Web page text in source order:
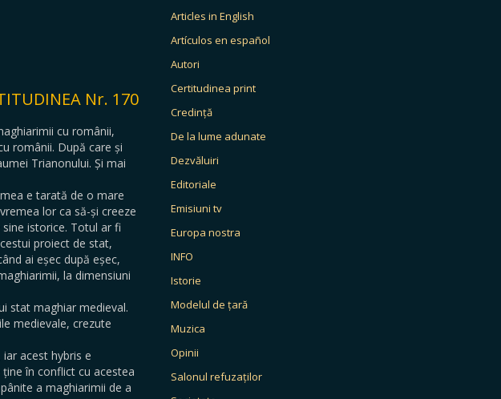
Nr. 170
cu românii,
românii. După care și
Trianonului. Și mai
e tarată de o mare
lor ca să-și creeze
istorice. Totul ar fi
proiect de stat,
ai eșec după eșec,
la dimensiuni
stat maghiar medieval.
medievale, crezute
acest hybris e
în conflict cu acestea
a maghiarimii de a
Articles in English
Artículos en español
Autori
Certitudinea print
Credință
De la lume adunate
Dezvăluiri
Editoriale
Emisiuni tv
Europa nostra
INFO
Istorie
Modelul de țară
Muzica
Opinii
Salonul refuzaților